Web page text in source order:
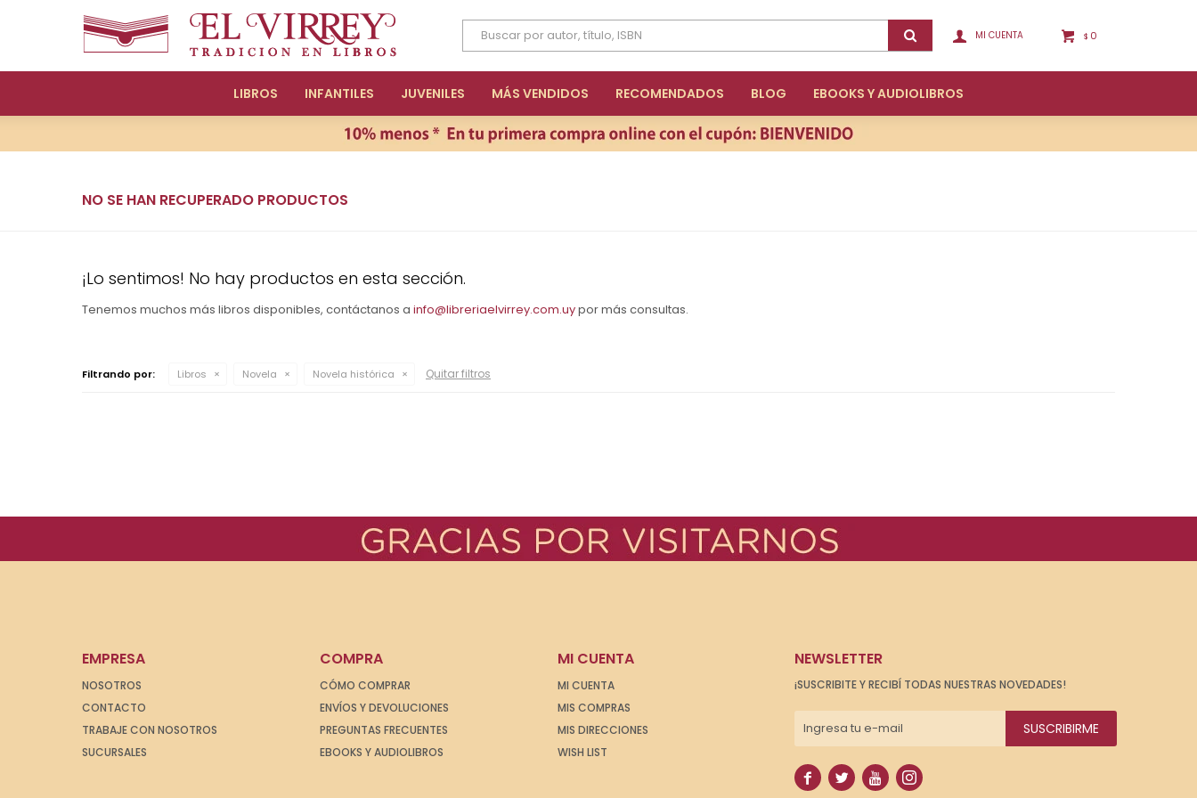
LIBROS INFANTILES JUVENILES MÁS VENDIDOS RECOMENDADOS BLOG EBOOKS Y AUDIOLIBROS
$ 0
NO SE HAN RECUPERADO PRODUCTOS
¡Lo sentimos! No hay productos en esta sección.
Tenemos muchos más libros disponibles, contáctanos a info@libreriaelvirrey.com.uypor más consultas.
Filtrando por: Libros Novela Novela histórica Quitar filtros
EMPRESA
NOSOTROS
CONTACTO
TRABAJE CON NOSOTROS
SUCURSALES
COMPRA
CÓMO COMPRAR
ENVÍOS Y DEVOLUCIONES
PREGUNTAS FRECUENTES
EBOOKS Y AUDIOLIBROS
MI CUENTA
MI CUENTA
MIS COMPRAS
MIS DIRECCIONES
WISH LIST
NEWSLETTER
¡SUSCRIBITE Y RECIBÍ TODAS NUESTRAS NOVEDADES!
SUSCRIBIRME
   